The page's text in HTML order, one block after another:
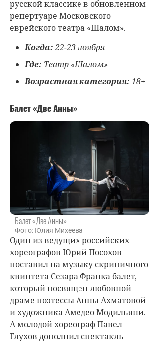
русской классике в обновленном
репертуаре Московского
еврейского театра «Шалом».
Когда:22-23 ноября
Где: Театр «Шалом»
Возрастная категория: 18+
Балет «Две Анны»
Балет «Две Анны»
Фото: Юлия Михеева
Один из ведущих российских
хореографов Юрий Посохов
поставил на музыку скрипичного
квинтета Сезара Франка балет,
который посвящен любовной
драме поэтессы Анны Ахматовой
и художника Амедео Модильяни.
А молодой хореограф Павел
Глухов дополнил спектакль